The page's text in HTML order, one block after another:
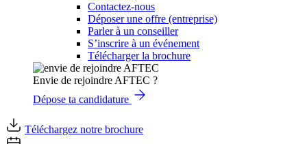
Contactez-nous
Déposer une offre (entreprise)
Parler à un conseiller
S’inscrire à un événement
Télécharger la brochure
Envie de rejoindre AFTEC ?
Dépose ta candidature
Téléchargez notre brochure